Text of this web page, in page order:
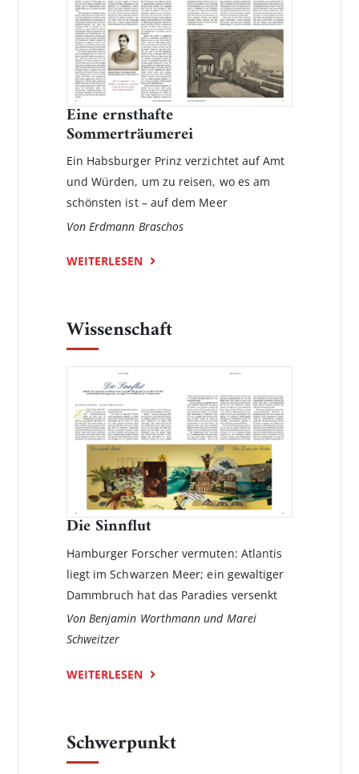
Eine ernsthafte
Sommerträumerei
Ein Habsburger Prinz verzichtet auf Amt
und Würden, um zu reisen, wo es am
schönsten ist – auf dem Meer
Von Erdmann Braschos
WEITERLESEN
Wissenschaft
Die Sinnflut
Hamburger Forscher vermuten: Atlantis
liegt im Schwarzen Meer; ein gewaltiger
Dammbruch hat das Paradies versenkt
Von Benjamin Worthmann und Marei
Schweitzer
WEITERLESEN
Schwerpunkt